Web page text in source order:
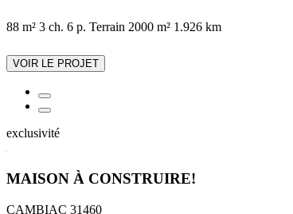
88 m² 3 ch. 6 p. Terrain 2000 m² 1.926 km
VOIR LE PROJET
exclusivité
MAISON À CONSTRUIRE!
CAMBIAC 31460